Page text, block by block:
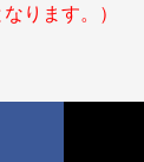
ります。）